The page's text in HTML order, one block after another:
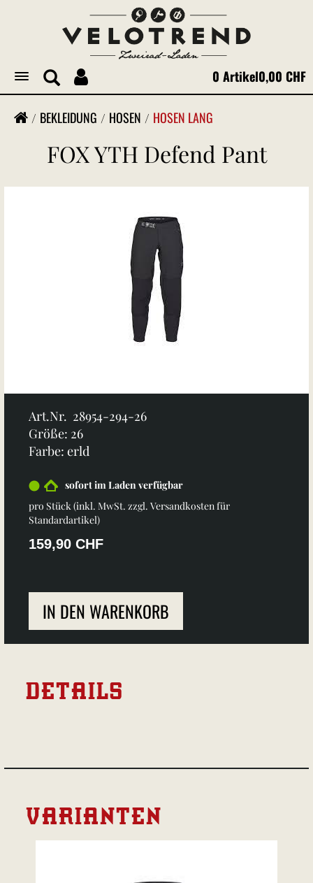
Toggle
navigation
0 Artikel0,00 CHF
BEKLEIDUNG HOSEN HOSEN LANG
FOX YTH Defend Pant
Art.Nr. 28954-294-26
Größe: 26
Farbe: erld
sofort im Laden verfügbar
pro Stück (inkl. MwSt. zzgl. Versandkosten für
Standardartikel)
159,90 CHF
IN DEN WARENKORB
DETAILS
VARIANTEN